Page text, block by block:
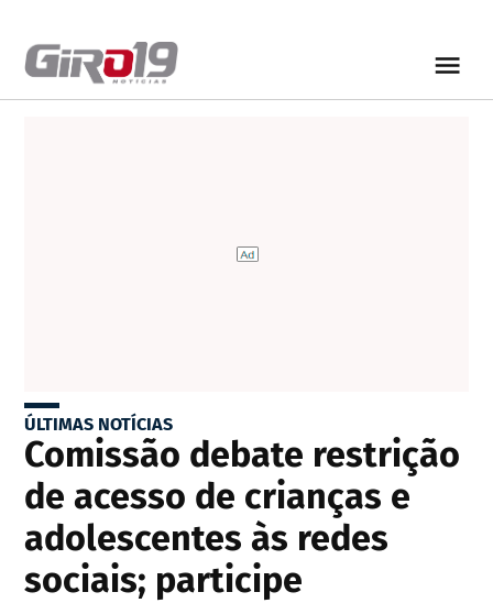
ÚLTIMAS NOTÍCIAS
Comissão debate restrição
de acesso de crianças e
adolescentes às redes
sociais; participe